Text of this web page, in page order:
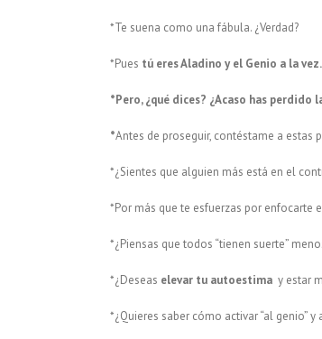
*Te suena como una fábula. ¿Verdad?
*Pues tú eres Aladino y el Genio a la vez.
*Pero, ¿qué dices? ¿Acaso has perdido
*Antes de proseguir, contéstame a estas
*¿Sientes que alguien más está en el
*Por más que te esfuerzas por enfocarte
*¿Piensas que todos “tienen suerte”
*¿Deseas elevar tu autoestima y estar
*¿Quieres saber cómo activar “al genio”